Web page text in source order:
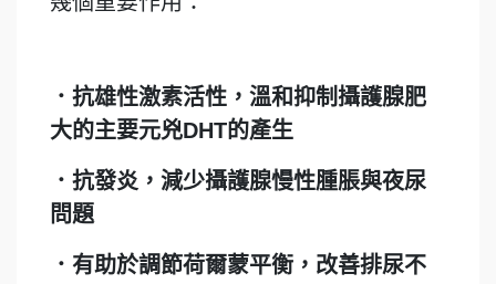
．抗雄性激素活性，溫和抑制攝護腺肥
大的主要元兇DHT的產生
．抗發炎，減少攝護腺慢性腫脹與夜尿
問題
．有助於調節荷爾蒙平衡，改善排尿不